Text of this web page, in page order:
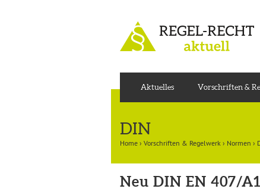
Aktuelles Vorschriften &
DIN
Home › Vorschriften & Regelwerk › Normen ›
Neu DIN EN 407/